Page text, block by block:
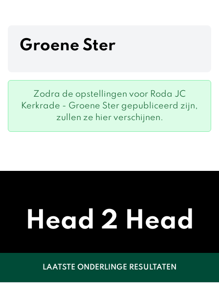
Groene Ster
Zodra de opstellingen voor Roda JC
Kerkrade - Groene Ster gepubliceerd zijn,
zullen ze hier verschijnen.
Head 2 Head
LAATSTE ONDERLINGE RESULTATEN